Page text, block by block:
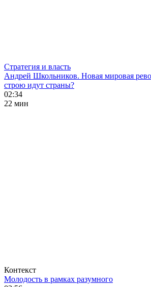
Стратегия и власть
Андрей Школьников. Новая мировая
строю идут страны?
02:34
22 мин
Контекст
Молодость в рамках разумного